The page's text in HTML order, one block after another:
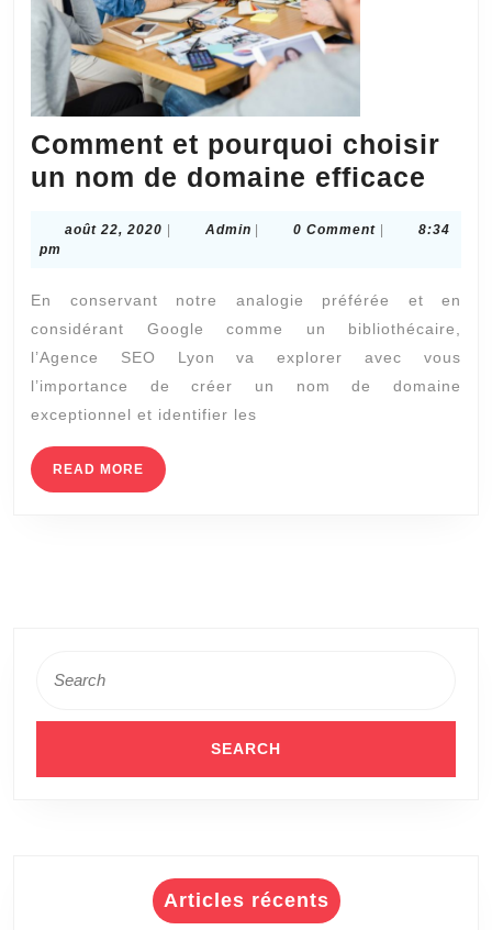
Comment et pourquoi choisir
un nom de domaine efficace
un
nom
de
août 22, 2020 août
AdminAdmin0 Comment
8:34
pm
En conservant notre analogie préférée et en
considérant Google comme un bibliothécaire,
l’Agence SEO Lyon va explorer avec vous
l’importance de créer un nom de domaine
exceptionnel et identifier les
READ MORE READ
MORE
for:
Articles récents